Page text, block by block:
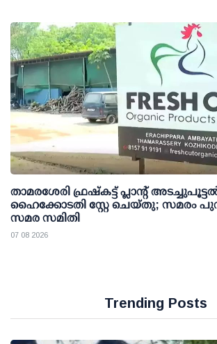
താമരശേരി ഫ്രഷ്കട്ട് പ്ലാന്റ്
ഹൈക്കോടതി സ്റ്റേ ചെയ്തു; സമരം
സമര സമിതി
07 08 2026
Trending Posts